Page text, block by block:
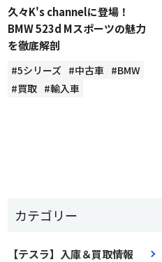
カテゴリー
【テスラ】入庫＆買取情報
久々K's channelに登場！
BMW 523d Mスポーツの魅力
を徹底解剖
#5シリーズ #中古車 #BMW
#買取 #輸入車